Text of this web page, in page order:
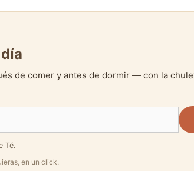
de comer y antes de dormir — con la
Té.
en un click.